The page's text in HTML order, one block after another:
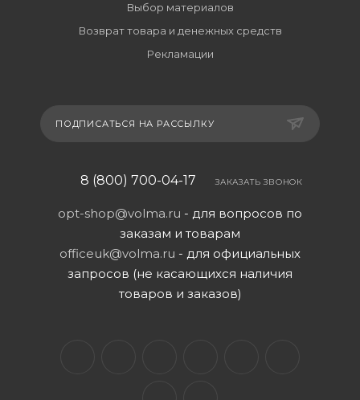
Выбор материалов
Возврат товара и денежных средств
Рекламации
ПОДПИСАТЬСЯ НА РАССЫЛКУ
8 (800) 700-04-17 ЗАКАЗАТЬ ЗВОНОК
opt-shop@volma.ru - для вопросов по
заказам и товарам
officeuk@volma.ru - для официальных
запросов (не касающихся наличия
товаров и заказов)